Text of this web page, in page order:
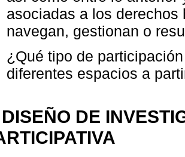
asociadas a los
navegan, gestionan o
¿Qué tipo de
diferentes espacios a
DE